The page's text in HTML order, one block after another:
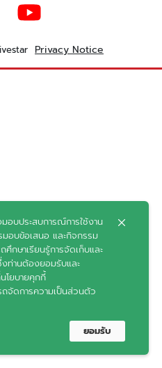
Privacy Notice
อบประสบการณ์การใช้งาน
อบข้อเสนอ และกิจกรรม
ศึกษาเรียนรู้การจัดเก็บและ
งท่านต้องยอมรับและ
โยบายคุกกี้
ถจัดการความเป็นส่วนตัว
ยอมรับ